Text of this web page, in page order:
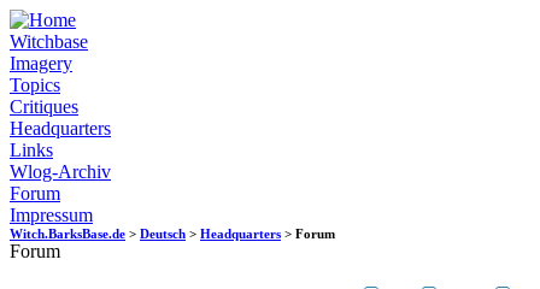
Witchbase
Imagery
Topics
Critiques
Headquarters
Links
Wlog-Archiv
Forum
Impressum
Witch.BarksBase.de > Deutsch > Headquarters > Forum
Forum